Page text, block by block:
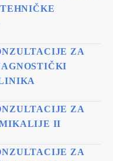
ZA
ZA
II
ZA